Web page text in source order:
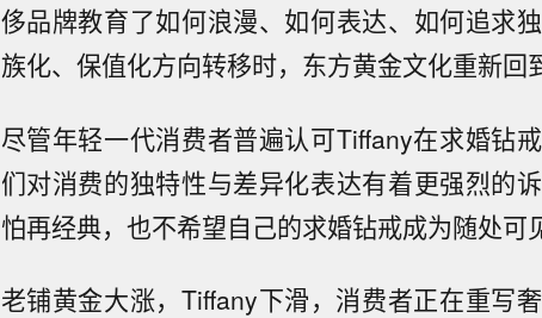
侈品牌教育了如何浪漫、如何表达、如何追求
族化、保值化方向转移时，东方黄金文化重新回
尽管年轻一代消费者普遍认可Tiffany在求婚钻
们对消费的独特性与差异化表达有着更强烈的
怕再经典，也不希望自己的求婚钻戒成为随处可
老铺黄金大涨，Tiffany下滑，消费者正在重写